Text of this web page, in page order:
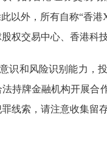
以外，所有自称“香
权交易中心、香港科
识和风险识别能力，
持牌金融机构开展合
线索，请注意收集留